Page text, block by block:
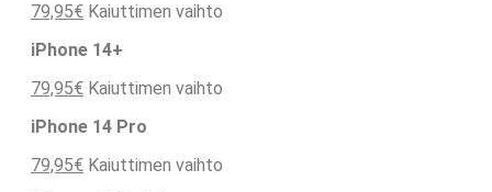
79,95€ Kaiuttimen vaihto
iPhone 14+
79,95€ Kaiuttimen vaihto
iPhone 14 Pro
79,95€ Kaiuttimen vaihto